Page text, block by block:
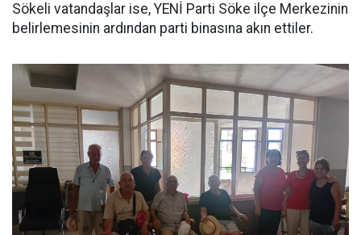
Sökeli vatandaşlar ise, YENİ Parti Söke ilçe Merkezinin
belirlemesinin ardından parti binasına akın ettiler.